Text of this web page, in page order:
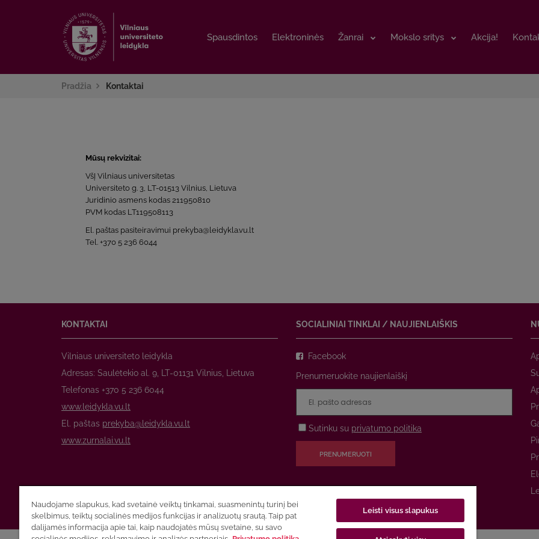
Spausdintos Elektroninės Žanrai Mokslo sritys Akcija!
Spausdintos Elektroninės Žanrai Mokslo sritys Akcija!
Pradžia Kontaktai
Mūsų rekvizitai:
VšĮ Vilniaus universitetas
Universiteto g. 3, LT-01513 Vilnius, Lietuva
Juridinio asmens kodas 211950810
PVM kodas LT119508113
El. paštas pasiteiravimui prekyba@leidykla.vu.lt
Tel. +370 5 236 6044
KONTAKTAI
Vilniaus universiteto leidykla
Adresas: Saulėtekio al. 9, LT-01131 Vilnius, Lietuva
Telefonas +370 5 236 6044
www.leidykla.vu.lt
El. paštas prekyba@leidykla.vu.lt
www.zurnalai.vu.lt
SOCIALINIAI TINKLAI / NAUJIENLAIŠKIS
Facebook
Prenumeruokite naujienlaiškį
Sutinku su privatumo politika
PRENUMERUOTI
Naudojame slapukus, kad svetainė veiktų tinkamai, suasmenintų turinį bei
skelbimus, teiktų socialinės medijos funkcijas ir analizuotų srautą. Taip pat
dalijamės informacija apie tai, kaip naudojatės mūsų svetaine, su savo
Leisti visus slapukus